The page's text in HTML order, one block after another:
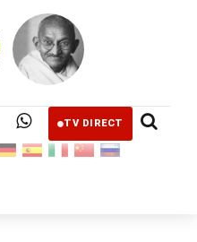
TV DIRECT